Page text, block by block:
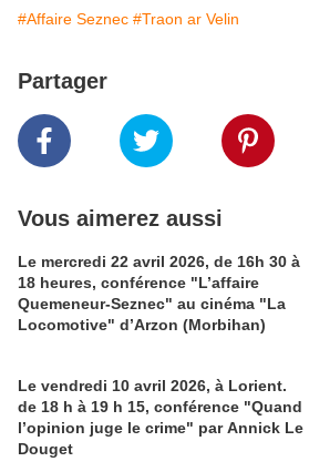
#Affaire Seznec #Traon ar Velin
Partager
Vous aimerez aussi
Le mercredi 22 avril 2026, de 16h 30 à
18 heures, conférence "L’affaire
Quemeneur-Seznec" au cinéma "La
Locomotive" d’Arzon (Morbihan)
Le vendredi 10 avril 2026, à Lorient.
de 18 h à 19 h 15, conférence "Quand
l’opinion juge le crime" par Annick Le
Douget